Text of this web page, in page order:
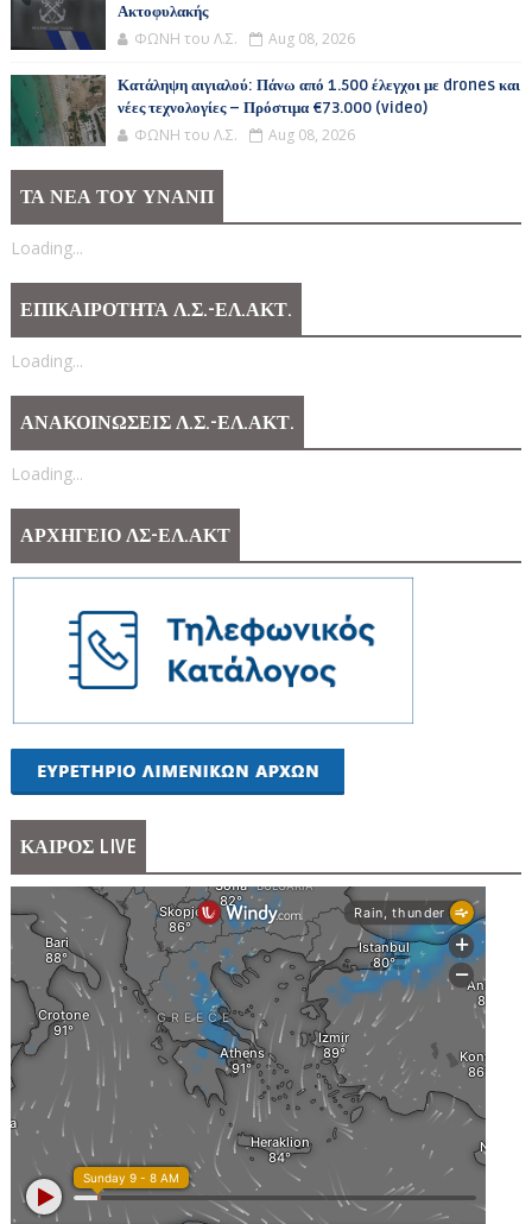
Ακτοφυλακής
ΦΩΝΗ του Λ.Σ. Aug 08, 2026
Κατάληψη αιγιαλού: Πάνω από 1.500 έλεγχοι με drones και
νέες τεχνολογίες – Πρόστιμα €73.000 (video)
ΦΩΝΗ του Λ.Σ. Aug 08, 2026
ΤΑ ΝΕΑ ΤΟΥ ΥΝΑΝΠ
Loading...
ΕΠΙΚΑΙΡΟΤΗΤΑ Λ.Σ.-ΕΛ.ΑΚΤ.
Loading...
ΑΝΑΚΟΙΝΩΣΕΙΣ Λ.Σ.-ΕΛ.ΑΚΤ.
Loading...
ΑΡΧΗΓΕΙΟ ΛΣ-ΕΛ.ΑΚΤ
ΚΑΙΡΟΣ LIVE